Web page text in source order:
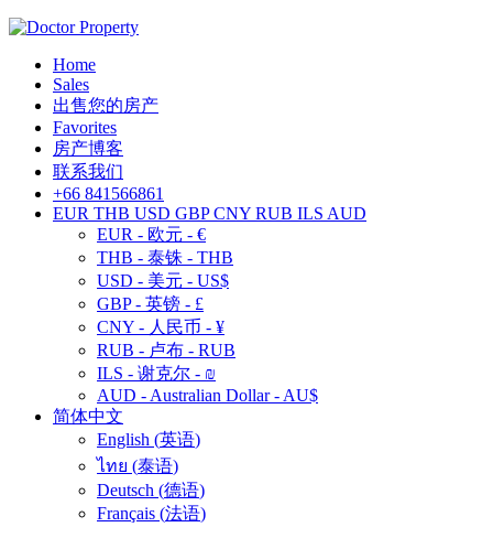
Home
Sales
出售您的房产
Favorites
房产博客
联系我们
+66 841566861
EUR THB USD GBP CNY RUB ILS AUD
EUR - 欧元 - €
THB - 泰铢 - THB
USD - 美元 - US$
GBP - 英镑 - £
CNY - 人民币 - ¥
RUB - 卢布 - RUB
ILS - 谢克尔 - ₪
AUD - Australian Dollar - AU$
简体中文
English (英语)
ไทย (泰语)
Deutsch (德语)
Français (法语)